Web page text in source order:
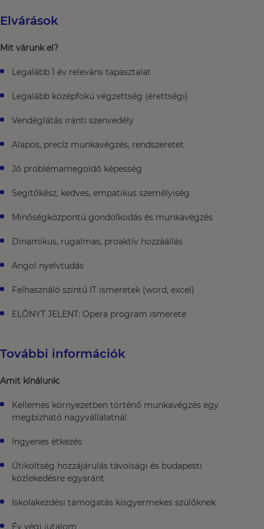
Elvárások
Mit várunk el?
Legalább 1 év releváns tapasztalat
Legalább középfokú végzettség (érettségi)
Vendéglátás iránti szenvedély
Alapos, precíz munkavégzés, rendszeretet​
Jó problémamegoldó képesség
Segítőkész, kedves, empatikus személyiség
Minőségközpontú gondolkodás és munkavégzés​​
Dinamikus, rugalmas, proaktív hozzáállás​
Angol nyelvtudás​
Felhasználó szintű IT ismeretek (word, excel)
ELŐNYT JELENT: Opera program ismerete
További információk
Amit kínálunk:
Kellemes környezetben történő munkavégzés egy
megbízható nagyvállalatnál
Ingyenes étkezés
Útiköltség hozzájárulás távolsági és budapesti
közlekedésre egyaránt
Iskolakezdési támogatás kisgyermekes szülőknek
Év végi jutalom